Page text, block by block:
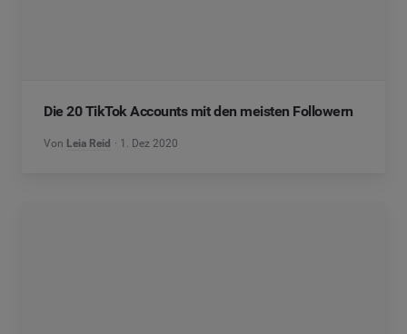
Die 20 TikTok Accounts mit den meisten Followern
Von Leia Reid 1. Dez 2020